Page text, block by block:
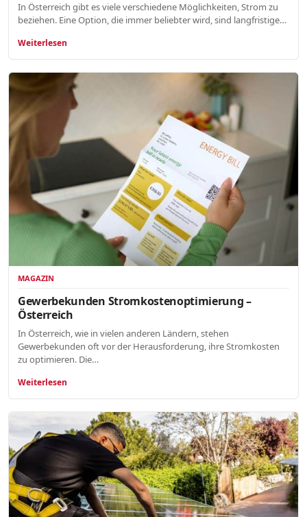
In Österreich gibt es viele verschiedene Möglichkeiten, Strom zu
beziehen. Eine Option, die immer beliebter wird, sind langfristige…
Weiterlesen
MAGAZIN
Gewerbekunden Stromkostenoptimierung –
Österreich
In Österreich, wie in vielen anderen Ländern, stehen
Gewerbekunden oft vor der Herausforderung, ihre Stromkosten
zu optimieren. Die…
Weiterlesen